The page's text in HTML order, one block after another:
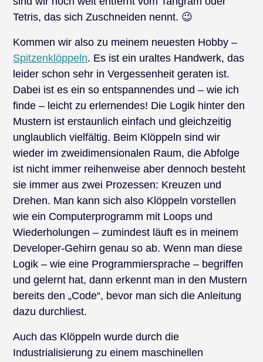
Tetris, das sich Zuschneiden nennt. 😉
Kommen wir also zu meinem neuesten Hobby –
Spitzenklöppeln. Es ist ein uraltes Handwerk, das
leider schon sehr in Vergessenheit geraten ist.
Dabei ist es ein so entspannendes und – wie ich
finde – leicht zu erlernendes! Die Logik hinter den
Mustern ist erstaunlich einfach und gleichzeitig
unglaublich vielfältig. Beim Klöppeln sind wir
wieder im zweidimensionalen Raum, die Abfolge
ist nicht immer reihenweise aber dennoch besteht
sie immer aus zwei Prozessen: Kreuzen und
Drehen. Man kann sich also Klöppeln vorstellen
wie ein Computerprogramm mit Loops und
Wiederholungen – zumindest läuft es in meinem
Developer-Gehirn genau so ab. Wenn man diese
Logik – wie eine Programmiersprache – begriffen
und gelernt hat, dann erkennt man in den Mustern
bereits den „Code“, bevor man sich die Anleitung
dazu durchliest.
Auch das Klöppeln wurde durch die
Industrialisierung zu einem maschinellen